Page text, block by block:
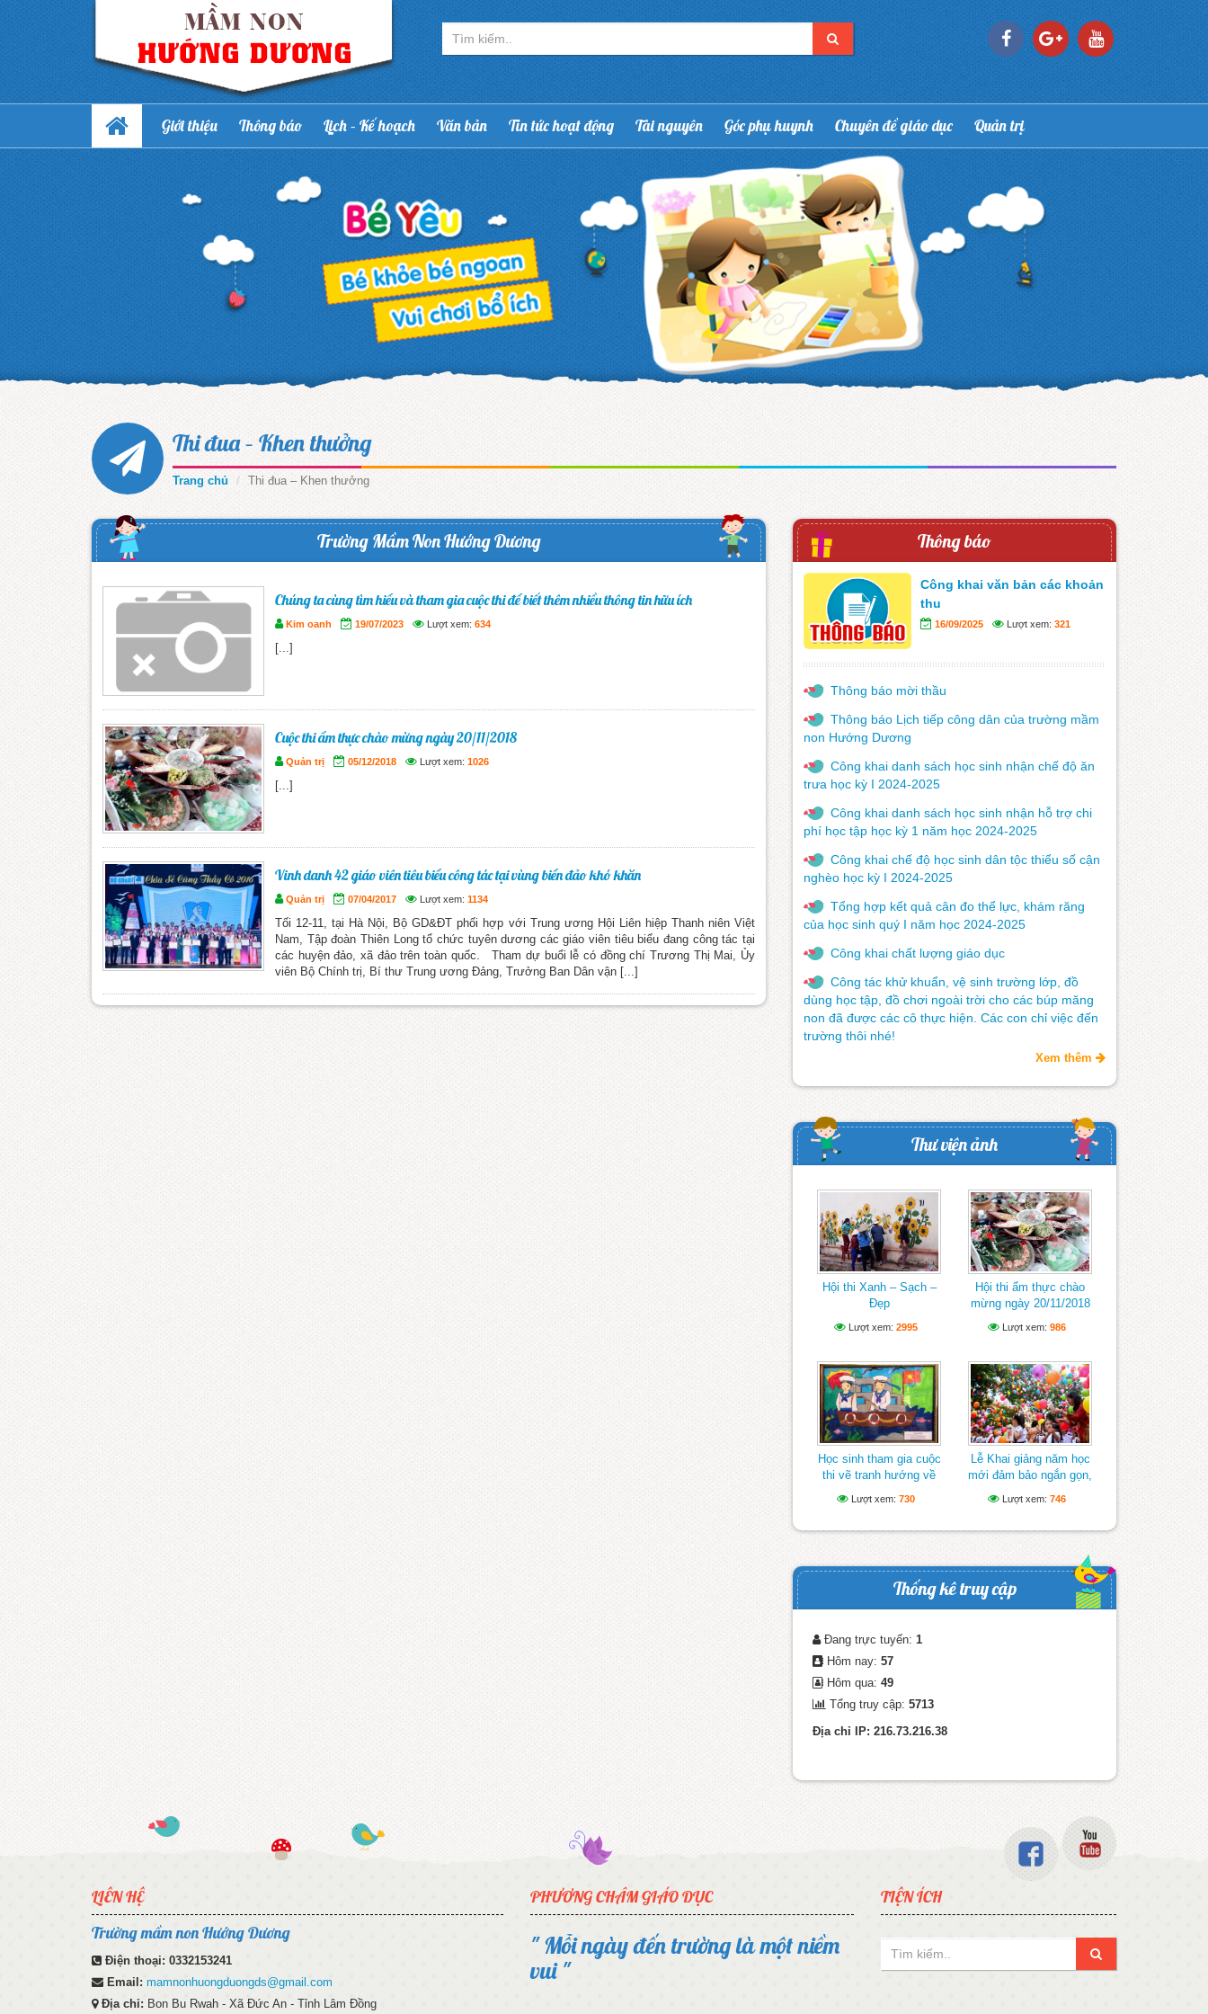
Giới thiệu Thông báo Lịch – Kế hoạch Văn bản Tin tức hoạt động Tài nguyên Góc phụ huynh Chuyên đề giáo dục Quản trị
Thi đua – Khen thưởng
Trang chủ Thi đua – Khen thưởng
Trường Mầm Non Hướng Dương
Chúng ta cùng tìm hiểu và tham gia cuộc thi để biết thêm nhiều thông tin hữu ích
Kim oanh 19/07/2023 Lượt xem: 634
[...]
Cuộc thi ẩm thực chào mừng ngày 20/11/2018
Quản trị 05/12/2018 Lượt xem: 1026
[...]
Vinh danh 42 giáo viên tiêu biểu công tác tại vùng biển đảo khó khăn
Quản trị 07/04/2017 Lượt xem: 1134
Tối 12-11, tại Hà Nội, Bộ GD&ĐT phối hợp với Trung ương Hội Liên hiệp Thanh niên Việt
Nam, Tập đoàn Thiên Long tổ chức tuyên dương các giáo viên tiêu biểu đang công tác tại
các huyện đảo, xã đảo trên toàn quốc. Tham dự buổi lễ có đồng chí Trương Thị Mai, Ủy
viên Bộ Chính trị, Bí thư Trung ương Đảng, Trưởng Ban Dân vận [...]
Thông báo
Công khai văn bản các khoản
thu
16/09/2025 Lượt xem: 321
Thông báo mời thầu
Thông báo Lịch tiếp công dân của trường mầm
non Hướng Dương
Công khai danh sách học sinh nhận chế độ ăn
trưa học kỳ I 2024-2025
Công khai danh sách học sinh nhận hỗ trợ chi
phí học tập học kỳ 1 năm học 2024-2025
Công khai chế độ học sinh dân tộc thiểu số cận
nghèo học kỳ I 2024-2025
Tổng hợp kết quả cân đo thể lực, khám răng
của học sinh quý I năm học 2024-2025
Công khai chất lượng giáo dục
Công tác khử khuẩn, vệ sinh trường lớp, đồ
dùng học tập, đồ chơi ngoài trời cho các búp măng
non đã được các cô thực hiện. Các con chỉ việc đến
trường thôi nhé!
Xem thêm
Thư viện ảnh
Hội thi Xanh – Sạch –
Đẹp
Lượt xem: 2995
Hội thi ẩm thực chào
mừng ngày 20/11/2018
Lượt xem: 986
Học sinh tham gia cuộc
thi vẽ tranh hướng về
Lượt xem: 730
Lễ Khai giảng năm học
mới đảm bảo ngắn gọn,
Lượt xem: 746
Thống kê truy cập
Đang trực tuyến: 1
Hôm nay: 57
Hôm qua: 49
Tổng truy cập: 5713
Địa chỉ IP: 216.73.216.38
LIÊN HỆ
Trường mầm non Hướng Dương
Điện thoại: 0332153241
Email: mamnonhuongduongds@gmail.com
Địa chỉ: Bon Bu Rwah - Xã Đức An - Tỉnh Lâm Đồng
PHƯƠNG CHÂM GIÁO DỤC
" Mỗi ngày đến trường là một niềm
vui "
TIỆN ÍCH